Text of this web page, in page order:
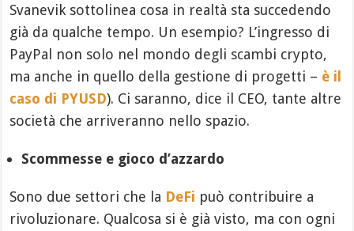
Svanevik sottolinea cosa in realtà sta succedendo
già da qualche tempo. Un esempio? L’ingresso di
PayPal non solo nel mondo degli scambi crypto,
ma anche in quello della gestione di progetti – è il
caso di PYUSD). Ci saranno, dice il CEO, tante altre
società che arriveranno nello spazio.
Scommesse e gioco d’azzardo
Sono due settori che la DeFi può contribuire a
rivoluzionare. Qualcosa si è già visto, ma con ogni